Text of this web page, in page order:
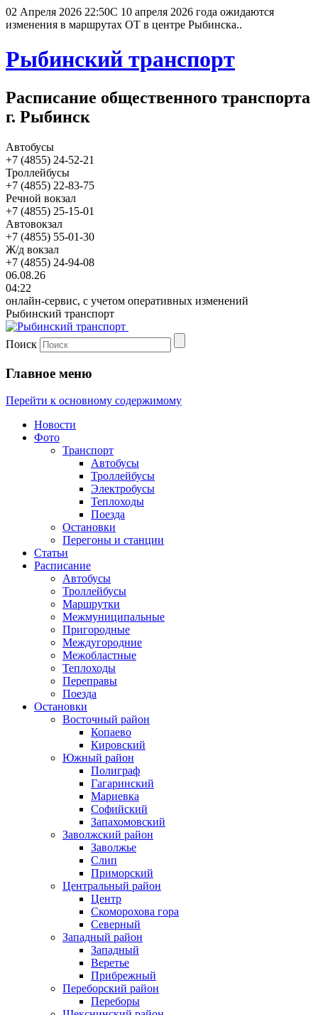
02 Апреля 2026 22:50С 10 апреля 2026 года ожидаются
изменения в маршрутах ОТ в центре Рыбинска..
Рыбинский транспорт
Расписание общественного транспорта
г. Рыбинск
Автобусы
+7 (4855) 24-52-21
Троллейбусы
+7 (4855) 22-83-75
Речной вокзал
+7 (4855) 25-15-01
Автовокзал
+7 (4855) 55-01-30
Ж/д вокзал
+7 (4855) 24-94-08
06.08.26
04:22
онлайн-сервис, с учетом оперативных изменений
Рыбинский транспорт
Поиск
Главное меню
Перейти к основному содержимому
Новости
Фото
Транспорт
Автобусы
Троллейбусы
Электробусы
Теплоходы
Поезда
Остановки
Перегоны и станции
Статьи
Расписание
Автобусы
Троллейбусы
Маршрутки
Межмуниципальные
Пригородные
Междугородние
Межобластные
Теплоходы
Переправы
Поезда
Остановки
Восточный район
Копаево
Кировский
Южный район
Полиграф
Гагаринский
Мариевка
Софийский
Запахомовский
Заволжский район
Заволжье
Слип
Приморский
Центральный район
Центр
Скоморохова гора
Северный
Западный район
Западный
Веретье
Прибрежный
Переборский район
Переборы